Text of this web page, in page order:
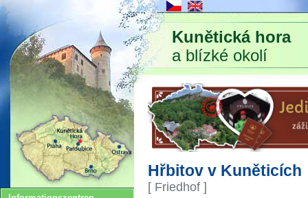
Kunětická hora
a blízké okolí
Hřbitov v Kuněticích
[ Friedhof ]